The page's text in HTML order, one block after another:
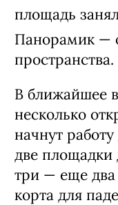
площадь
Панорамик —
пространства.
В ближайшее
несколько
начнут
две площадки
три — еще
корта для